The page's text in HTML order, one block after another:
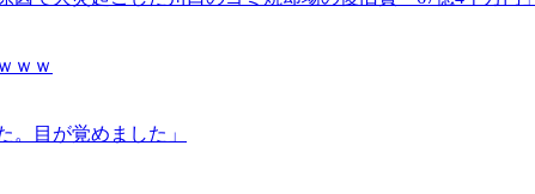
ｗｗ
目が覚めました」